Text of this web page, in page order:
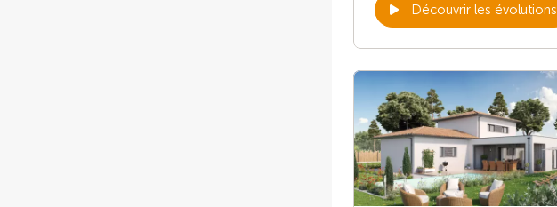
Découvrir les évolutions